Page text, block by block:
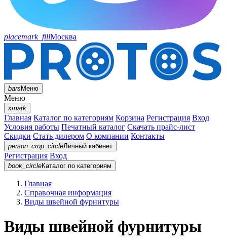
placemark_fillМосква
barsМеню
Меню
xmark
Главная Каталог по категориям Корзина Регистрация Вход
Условия работы Печатный каталог Скачать прайс-лист
Скидки Стать дилером О компании Контакты
person_crop_circleЛичный кабинет
Регистрация Вход
book_circleКаталог по категориям
Главная
Справочная информация
Виды швейной фурнитуры
Виды швейной фурнитуры